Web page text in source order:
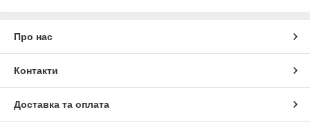
Про нас
Контакти
Доставка та оплата